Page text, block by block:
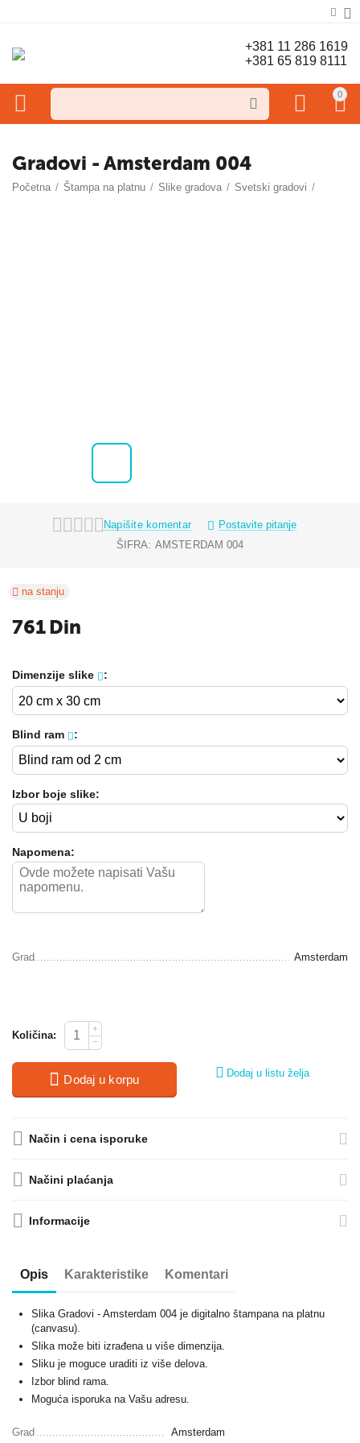
+381 11 286 1619
+381 65 819 8111
0
Gradovi - Amsterdam 004
Početna / Štampa na platnu / Slike gradova / Svetski gradovi /
Napišite komentar
Postavite pitanje
ŠIFRA: AMSTERDAM 004
na stanju
761Din
Dimenzije slike :
Blind ram :
Izbor boje slike:
Napomena:
Grad Amsterdam
Količina:
+
−
Dodaj u korpu Dodaj u listu želja
Način i cena isporuke
Načini plaćanja
Informacije
Opis Karakteristike Komentari
Slika Gradovi - Amsterdam 004 je digitalno štampana na platnu
(canvasu).
Slika može biti izrađena u više dimenzija.
Sliku je moguce uraditi iz više delova.
Izbor blind rama.
Moguća isporuka na Vašu adresu.
Grad Amsterdam